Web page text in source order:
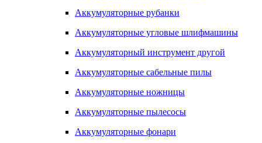
Аккумуляторные рубанки
Аккумуляторные угловые шлифмашины
Аккумуляторный инструмент другой
Аккумуляторные сабельные пилы
Аккумуляторные ножницы
Аккумуляторные пылесосы
Аккумуляторные фонари